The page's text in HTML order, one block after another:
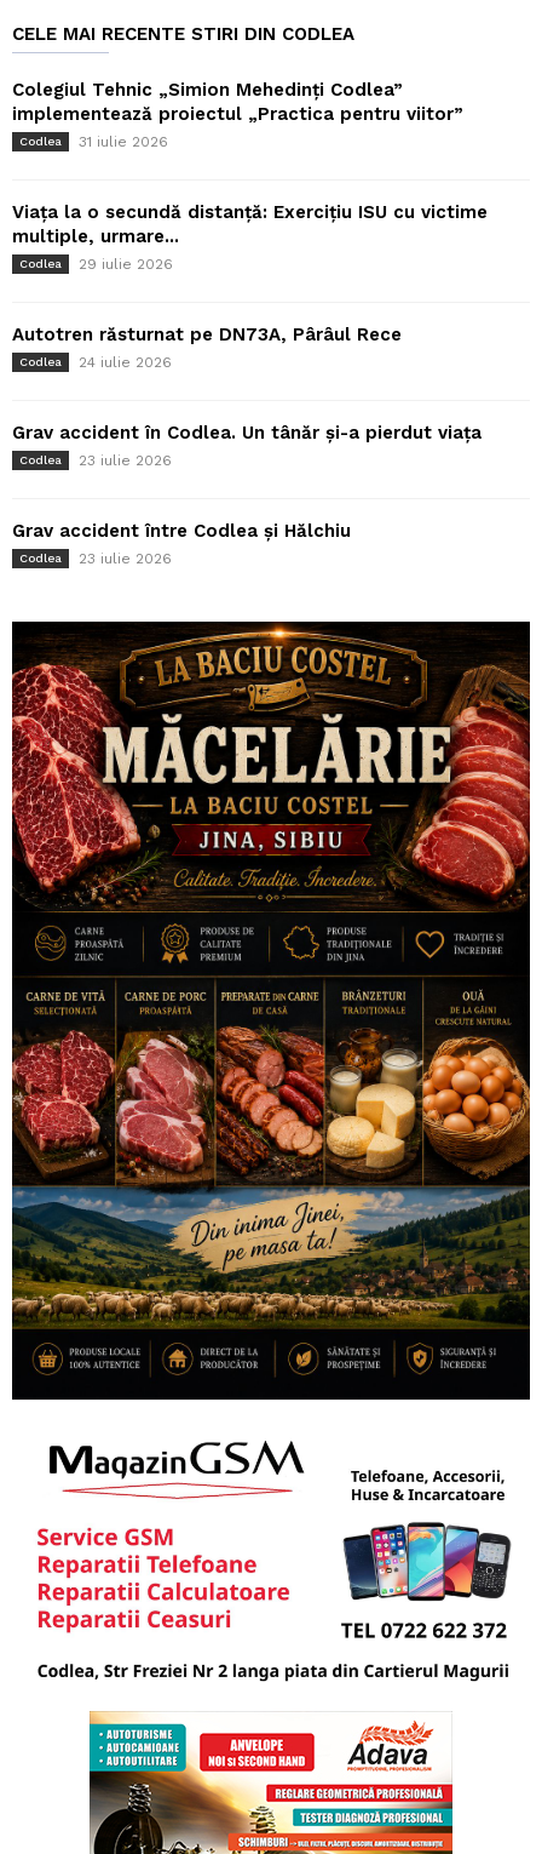
CELE MAI RECENTE STIRI DIN CODLEA
Colegiul Tehnic „Simion Mehedinți Codlea”
implementează proiectul „Practica pentru viitor”
Codlea 31 iulie 2026
Viața la o secundă distanță: Exercițiu ISU cu victime
multiple, urmare...
Codlea 29 iulie 2026
Autotren răsturnat pe DN73A, Pârâul Rece
Codlea 24 iulie 2026
Grav accident în Codlea. Un tânăr și-a pierdut viața
Codlea 23 iulie 2026
Grav accident între Codlea și Hălchiu
Codlea 23 iulie 2026